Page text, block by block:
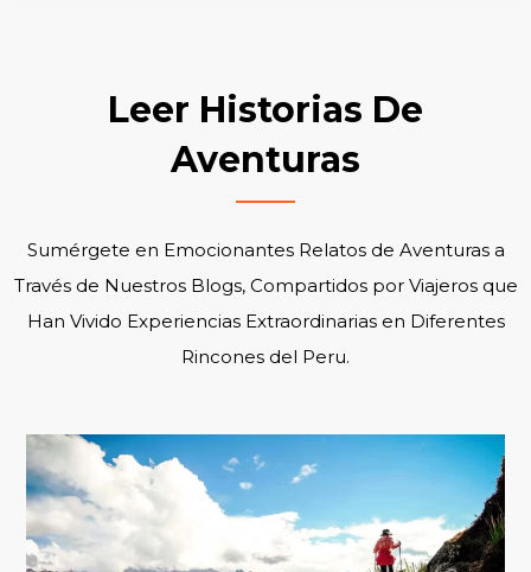
Leer Historias De
Aventuras
Sumérgete en Emocionantes Relatos de Aventuras a
Través de Nuestros Blogs, Compartidos por Viajeros que
Han Vivido Experiencias Extraordinarias en Diferentes
Rincones del Peru.